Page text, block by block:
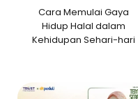
Cara Memulai Gaya
Hidup Halal dalam
Kehidupan Sehari-hari